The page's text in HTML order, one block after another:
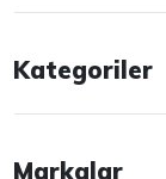
Kategoriler
Markalar